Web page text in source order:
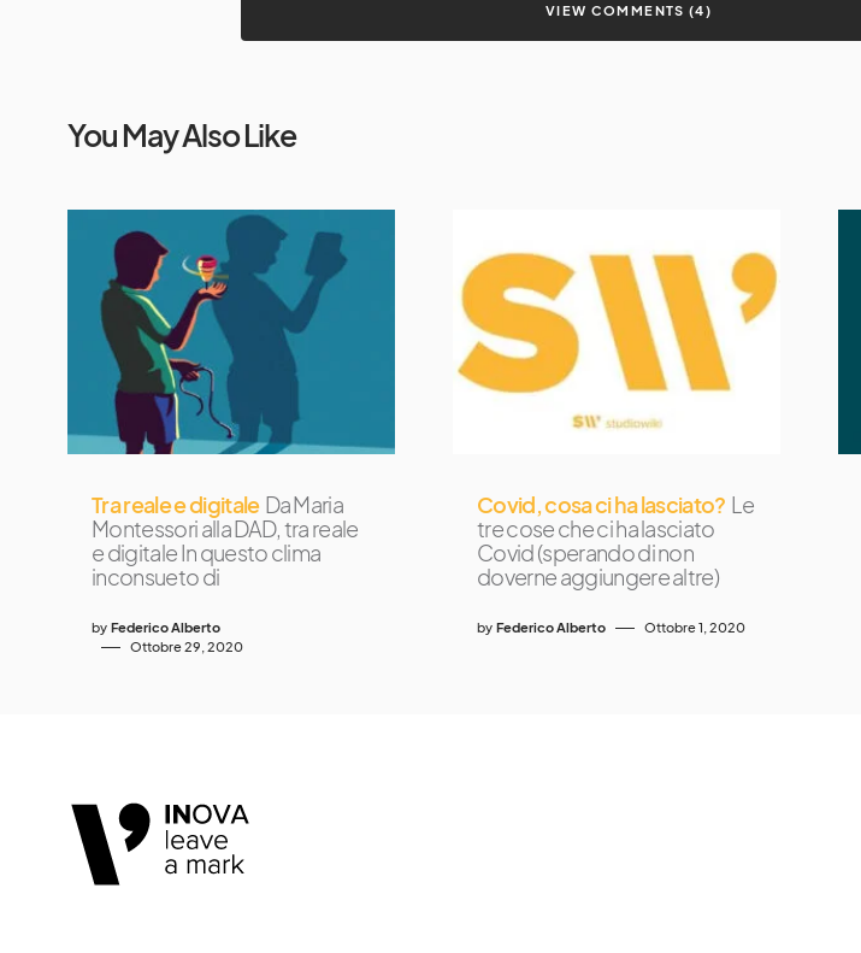
VIEW COMMENTS (4)
You May Also Like
Tra reale e digitale Da Maria
Montessori alla DAD, tra reale
e digitale In questo clima
inconsueto di
by Federico Alberto
Ottobre 29, 2020
Covid, cosa ci ha lasciato? Le
tre cose che ci ha lasciato
Covid (sperando di non
doverne aggiungere altre)
by Federico Alberto Ottobre 1, 2020